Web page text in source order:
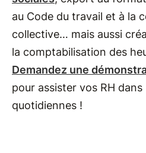
au Code du travail et à la
collective… mais aussi
la comptabilisation des
Demandez une
pour assister vos RH
quotidiennes !